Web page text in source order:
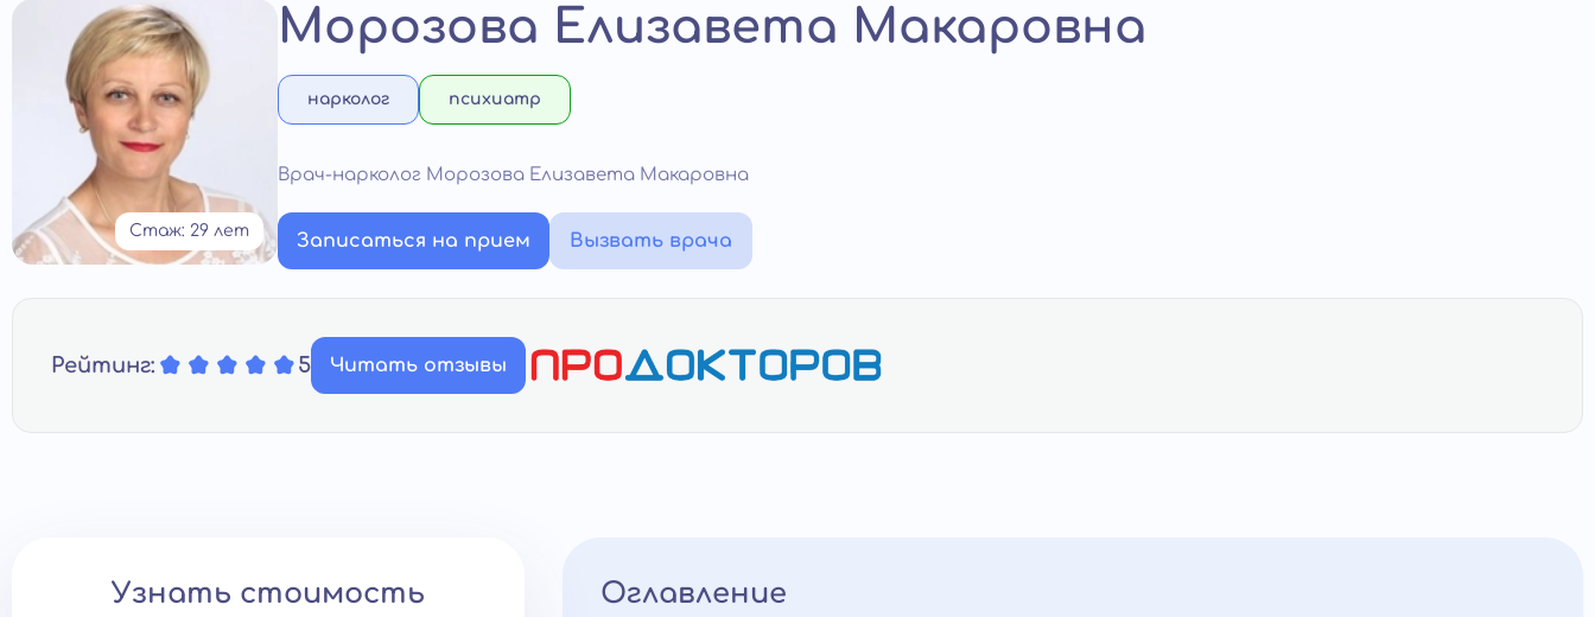
Стаж: 29 лет
Морозова Елизавета Макаровна
нарколог психиатр
Врач-нарколог Морозова Елизавета Макаровна
Записаться на прием Вызвать врача
Рейтинг: 5 Читать отзывы
Узнать стоимость Оглавление